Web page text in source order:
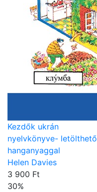
Kezdők ukrán
nyelvkönyve- letölthető
hanganyaggal
Helen Davies
3 900 Ft
30%